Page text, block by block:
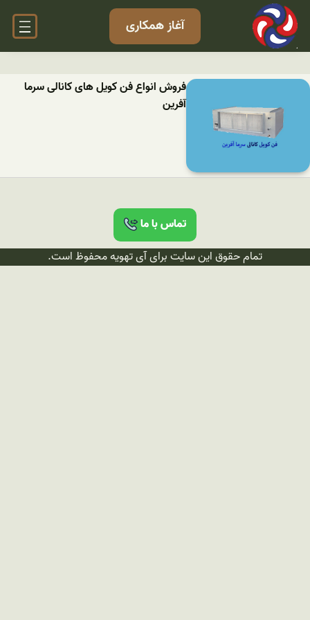
آغاز همکاری
فروش انواع فن کویل های کانالی سرما
آفرین
تماس با ما
تمام حقوق این سایت برای آی تهویه محفوظ است.